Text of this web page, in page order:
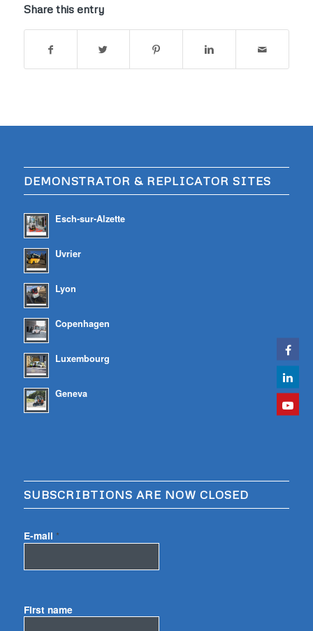
Share this entry
DEMONSTRATOR & REPLICATOR SITES
Esch-sur-Alzette
Uvrier
Lyon
Copenhagen
Luxembourg
Geneva
SUBSCRIBTIONS ARE NOW CLOSED
E-mail *
First name